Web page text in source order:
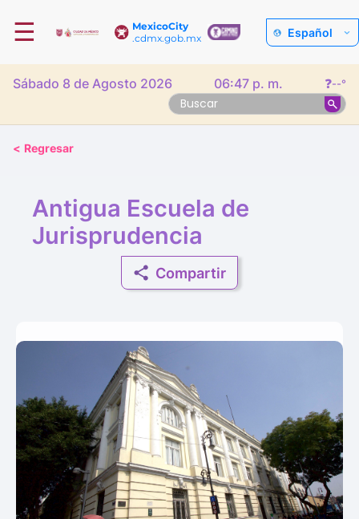
MexicoCity
.cdmx.gob.mx
☰ Español
Sábado 8 de Agosto 2026 06:47 p. m. ❓--°
< Regresar
Antigua Escuela de
Jurisprudencia
Compartir